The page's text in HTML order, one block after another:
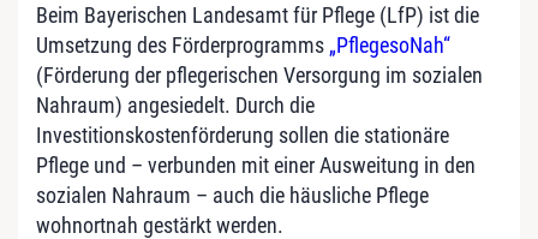
Beim Bayerischen Landesamt für Pflege (LfP) ist die
Umsetzung des Förderprogramms „PflegesoNah“
(Förderung der pflegerischen Versorgung im sozialen
Nahraum) angesiedelt. Durch die
Investitionskostenförderung sollen die stationäre
Pflege und – verbunden mit einer Ausweitung in den
sozialen Nahraum – auch die häusliche Pflege
wohnortnah gestärkt werden.